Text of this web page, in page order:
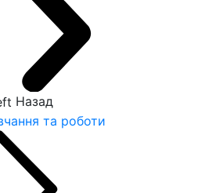
Назад
та роботи